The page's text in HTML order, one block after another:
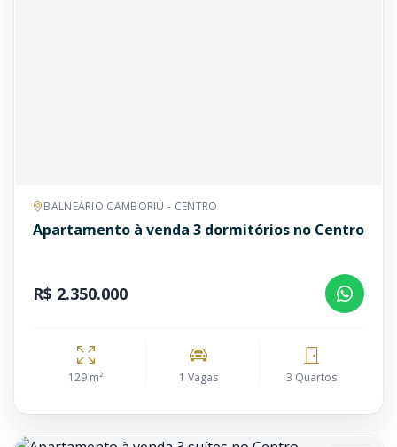
BALNEÁRIO CAMBORIÚ - CENTRO
Apartamento à venda 3 dormitórios no Centro
R$ 2.350.000
129 m² 1 Vagas 3 Quartos